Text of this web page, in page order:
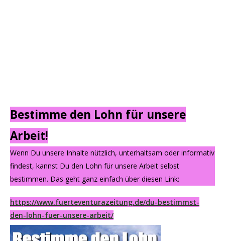
Bestimme den Lohn für unsere
Arbeit!
Wenn Du unsere Inhalte nützlich, unterhaltsam oder informativ
findest, kannst Du den Lohn für unsere Arbeit selbst
bestimmen. Das geht ganz einfach über diesen Link:
https://www.fuerteventurazeitung.de/du-bestimmst-
den-lohn-fuer-unsere-arbeit/